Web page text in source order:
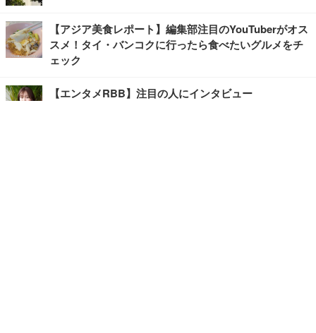
【アジア美食レポート】編集部注目のYouTuberがオス
スメ！タイ・バンコクに行ったら食べたいグルメをチ
ェック
【エンタメRBB】注目の人にインタビュー